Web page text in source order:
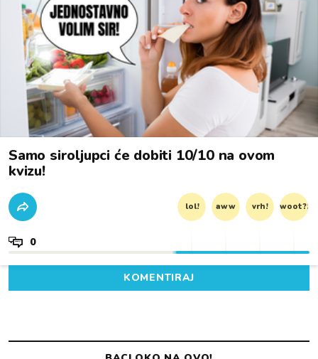
Samo siroljupci će dobiti 10/10 na ovom
kvizu!
lol! aww vrh! woot?!
0
KOMENTIRAJ